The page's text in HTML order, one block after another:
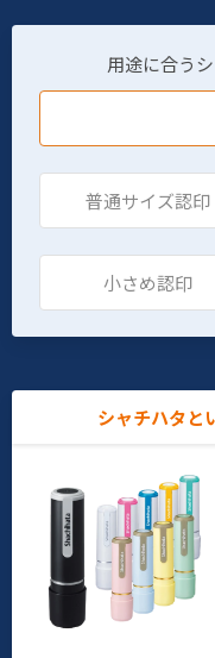
用途に合う
普通サイズ認印
小さめ認印
シャチハタと